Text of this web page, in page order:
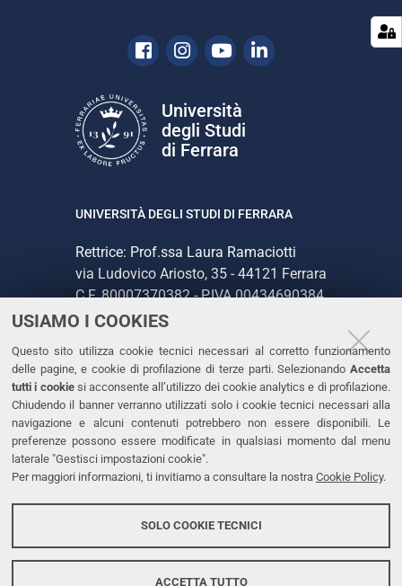
USIAMO I COOKIES
Questo sito utilizza cookie tecnici necessari al corretto funzionamento
delle pagine, e cookie di profilazione di terze parti. Selezionando Accetta
tutti i cookiesi acconsente all’utilizzo dei cookie analytics e di profilazione.
Chiudendo il banner verranno utilizzati solo i cookie tecnici necessari alla
navigazione e alcuni contenuti potrebbero non essere disponibili. Le
preferenze possono essere modificate in qualsiasi momento dal menu
laterale "Gestisci impostazioni cookie".
Per maggiori informazioni, ti invitiamo a consultare la nostra Cookie Policy.
SOLO COOKIE TECNICI
ACCETTA TUTTO
Facebook
Instagram
YoutubeLinkedin
Università
degli Studi
di Ferrara
UNIVERSITÀ DEGLI STUDI DI FERRARA
Rettrice: Prof.ssa Laura Ramaciotti
via Ludovico Ariosto, 35 - 44121 Ferrara
C.F. 80007370382 - P.IVA 00434690384
CONTATTI
Tel. +39 0532 293111
Fax. +39 0532 293031
PEC
LINKS
Accessibilità
Protezione dati personali